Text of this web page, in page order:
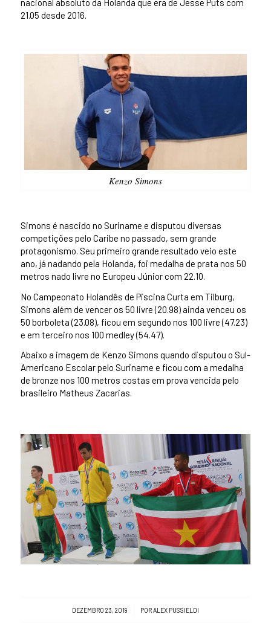
nacional absoluto da Holanda que era de Jesse Puts com
21.05 desde 2016.
Kenzo Simons
Simons é nascido no Suriname e disputou diversas
competições pelo Caribe no passado, sem grande
protagonismo. Seu primeiro grande resultado veio este
ano, já nadando pela Holanda, foi medalha de prata nos 50
metros nado livre no Europeu Júnior com 22.10.
No Campeonato Holandês de Piscina Curta em Tilburg,
Simons além de vencer os 50 livre (20.98) ainda venceu os
50 borboleta (23.08), ficou em segundo nos 100 livre (47.23)
e em terceiro nos 100 medley (54.47).
Abaixo a imagem de Kenzo Simons quando disputou o Sul-
Americano Escolar pelo Suriname e ficou com a medalha
de bronze nos 100 metros costas em prova vencida pelo
brasileiro Matheus Zacarias.
DEZEMBRO 23, 2019
/ PORALEX PUSSIELDI